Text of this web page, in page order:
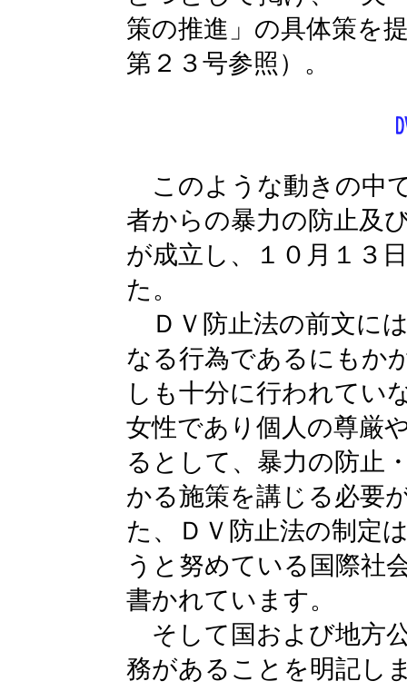
策の推進」の具体策を
第２３号参照）。
このような動きの中
者からの暴力の防止及
が成立し、１０月１３
た。
ＤＶ防止法の前文に
なる行為であるにもか
しも十分に行われてい
女性であり個人の尊厳
るとして、暴力の防止
かる施策を講じる必要
た、ＤＶ防止法の制定
うと努めている国際社
書かれています。
そして国および地方
務があることを明記し